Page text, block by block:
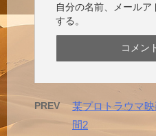
自分の名前、メール
する。
PREV
某プロトラウマ
間2